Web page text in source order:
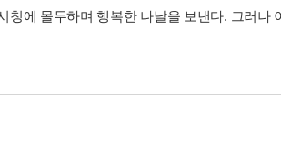
에 몰두하며 행복한 나날을 보낸다. 그러나